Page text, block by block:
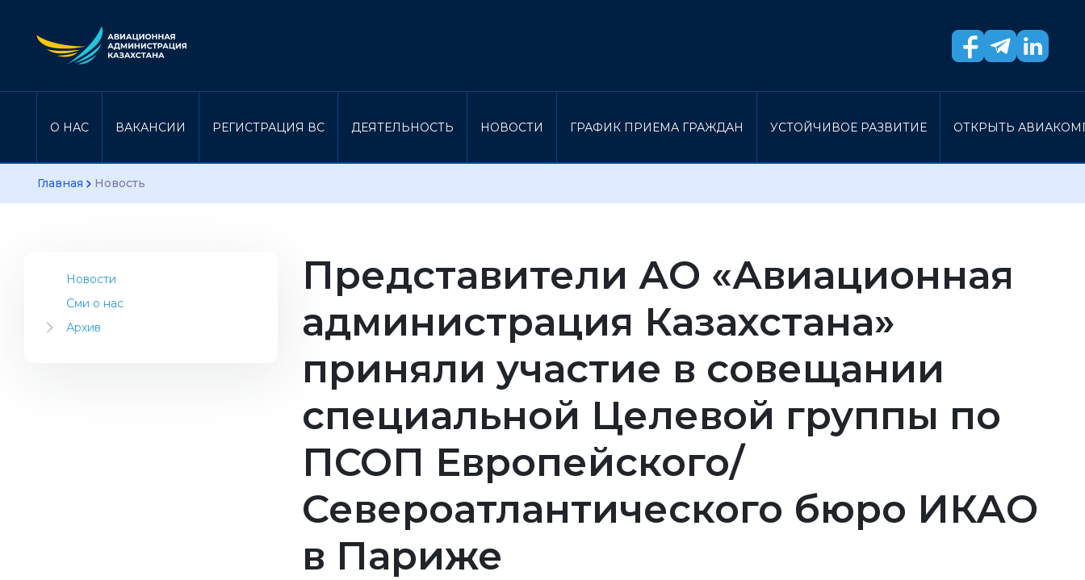
О НАС ВАКАНСИИ РЕГИСТРАЦИЯ ВС ДЕЯТЕЛЬНОСТЬ НОВОСТИ ГРАФИК ПРИЕМА ГРАЖДАН УСТОЙЧИВОЕ РАЗВИТИЕ ОТКРЫТЬ
Главная Новость
Новости
Сми о нас
Архив
Представители АО «Авиационная
администрация Казахстана»
приняли участие в совещании
специальной Целевой группы по
ПСОП Европейского/
Североатлантического бюро ИКАО
в Париже